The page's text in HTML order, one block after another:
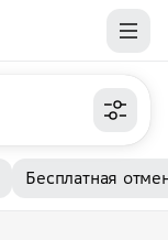
Бесплатная